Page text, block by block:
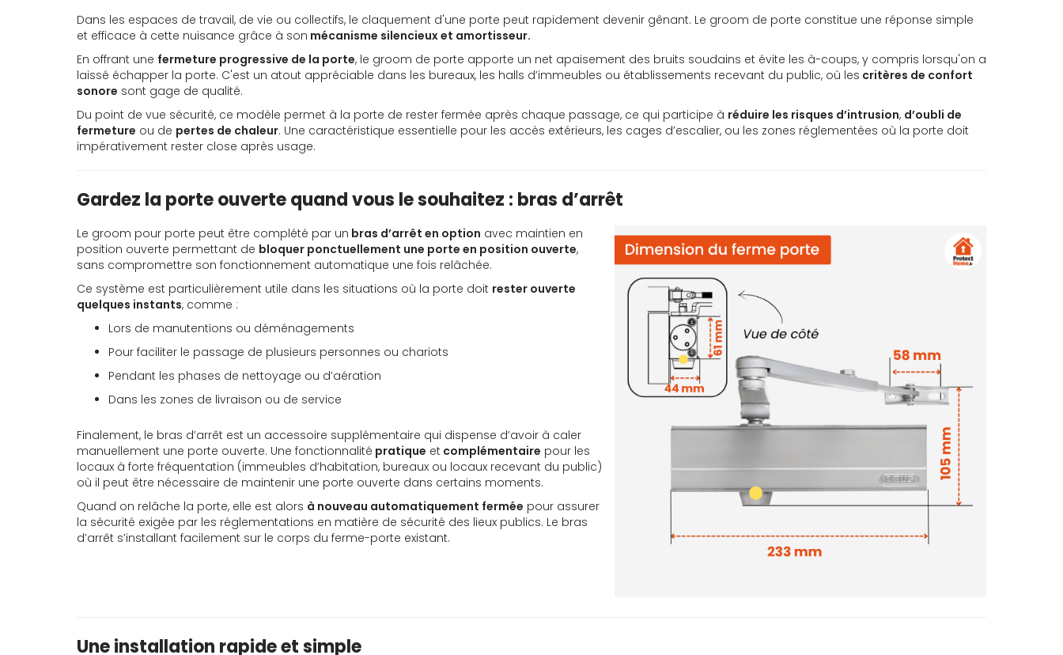
Dans les espaces de travail, de vie ou collectifs, le claquement d'une porte peut rapidement devenir gênant. Le groom de porte constitue une réponse simple
et efficace à cette nuisance grâce à son mécanisme silencieux et amortisseur.
En offrant une fermeture progressive de la porte, le groom de porte apporte un net apaisement des bruits soudains et évite les à-coups, y compris lorsqu'on a
laissé échapper la porte. C'est un atout appréciable dans les bureaux, les halls d’immeubles ou établissements recevant du public, où les critères de confort
sonore sont gage de qualité.
Du point de vue sécurité, ce modèle permet à la porte de rester fermée après chaque passage, ce qui participe à réduire les risques d’intrusion, d’oubli de
fermeture ou de pertes de chaleur. Une caractéristique essentielle pour les accès extérieurs, les cages d’escalier, ou les zones réglementées où la porte doit
impérativement rester close après usage.
Gardez la porte ouverte quand vous le souhaitez : bras d’arrêt
Le groom pour porte peut être complété par un bras d’arrêt en option avec maintien en
position ouverte permettant de bloquer ponctuellement une porte en position ouverte,
sans compromettre son fonctionnement automatique une fois relâchée.
Ce système est particulièrement utile dans les situations où la porte doit rester ouverte
quelques instants, comme :
Lors de manutentions ou déménagements
Pour faciliter le passage de plusieurs personnes ou chariots
Pendant les phases de nettoyage ou d’aération
Dans les zones de livraison ou de service
Finalement, le bras d’arrêt est un accessoire supplémentaire qui dispense d’avoir à caler
manuellement une porte ouverte. Une fonctionnalité pratique et complémentaire pour les
locaux à forte fréquentation (immeubles d’habitation, bureaux ou locaux recevant du public)
où il peut être nécessaire de maintenir une porte ouverte dans certains moments.
Quand on relâche la porte, elle est alors à nouveau automatiquement fermée pour assurer
la sécurité exigée par les réglementations en matière de sécurité des lieux publics. Le bras
d’arrêt s’installant facilement sur le corps du ferme-porte existant.
Une installation rapide et simple